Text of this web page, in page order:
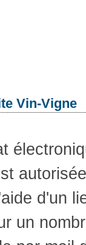
Vin-Vigne
d'un
un